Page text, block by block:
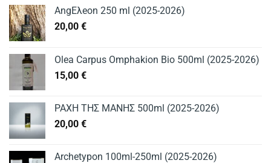
AngΕλeon 250 ml (2025-2026)
20,00 €
Olea Carpus Omphakion Bio 500ml (2025-2026)
15,00 €
ΡΑΧΗ ΤΗΣ ΜΑΝΗΣ 500ml (2025-2026)
20,00 €
Archetypon 100ml-250ml (2025-2026)